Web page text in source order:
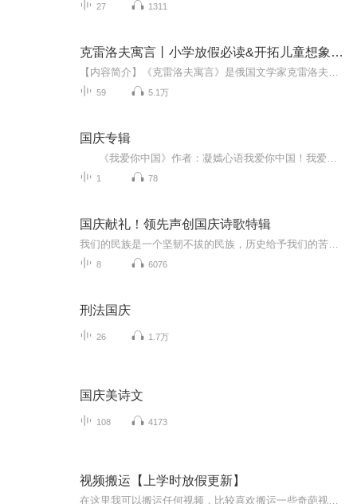
27 1311
克雷洛夫寓言丨小学放假必读&开拓儿童想象空间丨经典
59 5.1万
国庆专辑
1 78
国庆献礼！领先声创国庆诗歌特辑
8 6076
刑法国庆
26 1.7万
国庆美诗文
108 4173
视频搬运【上学时放假更新】